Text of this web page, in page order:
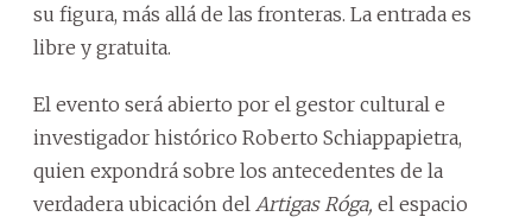
su figura, más allá de las fronteras. La entrada es
libre y gratuita.
El evento será abierto por el gestor cultural e
investigador histórico Roberto Schiappapietra,
quien expondrá sobre los antecedentes de la
verdadera ubicación del Artigas Róga, el espacio